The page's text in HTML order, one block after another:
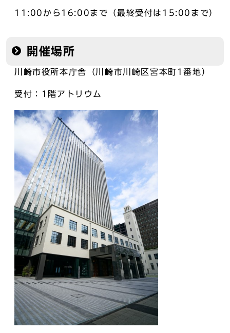
11:00から16:00まで（最終受付は15:00まで）
開催場所
川崎市役所本庁舎（川崎市川崎区宮本町1番地）
受付：1階アトリウム